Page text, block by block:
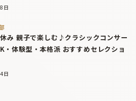
日
み 親子で楽しむ♪クラシックコンサー
・体験型・本格派 おすすめセレクショ
日